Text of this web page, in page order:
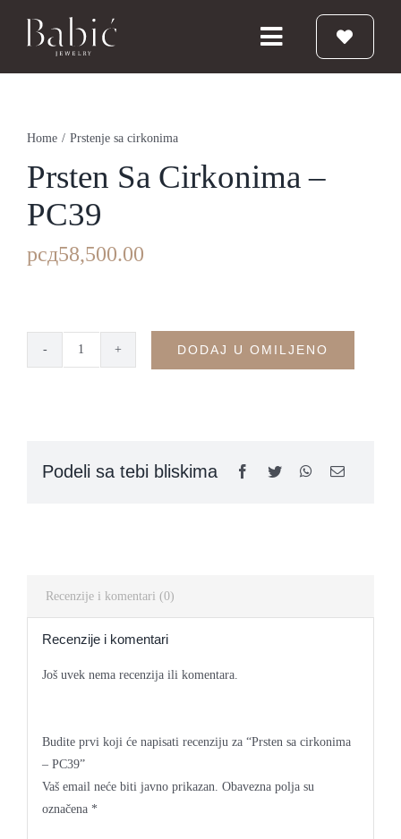
Toggle
Navigation
Prstenje
Home / Prstenje sa cirkonima
Prsten Sa Cirkonima –
PC39
рсд58,500.00
quantity
DODAJ U OMILJENO
Podeli sa tebi bliskima
Recenzije i komentari (0)
Recenzije i komentari
Još uvek nema recenzija ili komentara.
Budite prvi koji će napisati recenziju za “Prsten sa cirkonima
– PC39”
Vaš email neće biti javno prikazan. Obavezna polja su
označena *